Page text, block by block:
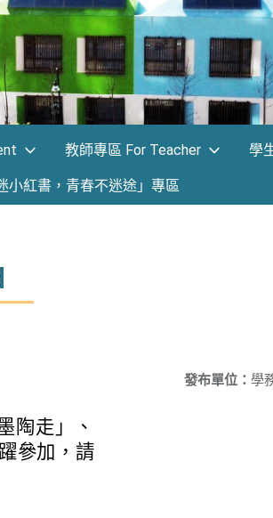
教師專區 For Teacher 學
小紅書，青春不迷途」專區
發布單位： 學
陶走」、
參加，請